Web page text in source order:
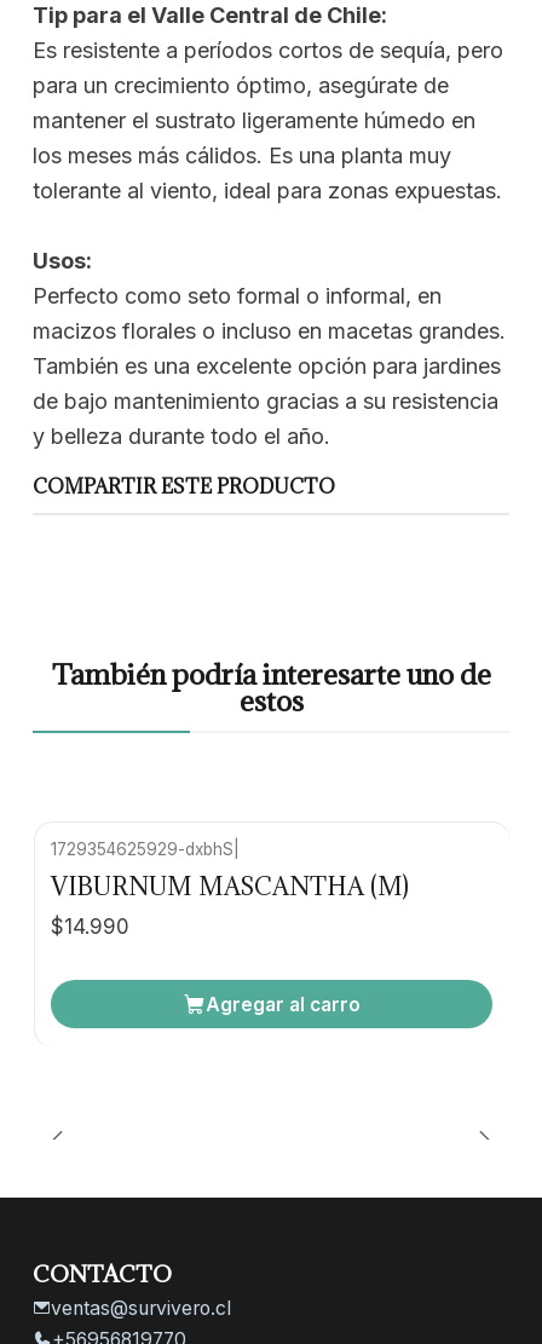
Tip para el Valle Central de Chile:
Es resistente a períodos cortos de sequía, pero
para un crecimiento óptimo, asegúrate de
mantener el sustrato ligeramente húmedo en
los meses más cálidos. Es una planta muy
tolerante al viento, ideal para zonas expuestas.
Usos:
Perfecto como seto formal o informal, en
macizos florales o incluso en macetas grandes.
También es una excelente opción para jardines
de bajo mantenimiento gracias a su resistencia
y belleza durante todo el año.
COMPARTIR ESTE PRODUCTO
También podría interesarte uno de
estos
1729354625929-dxbhS
VIBURNUM MASCANTHA (M)
$14.990
Agregar al carro
CONTACTO
ventas@survivero.cl